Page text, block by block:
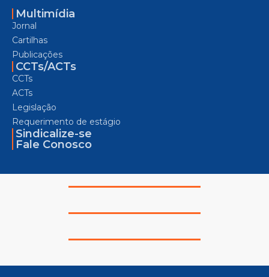
Multimídia
Jornal
Cartilhas
Publicações
CCTs/ACTs
CCTs
ACTs
Legislação
Requerimento de estágio
Sindicalize-se
Fale Conosco